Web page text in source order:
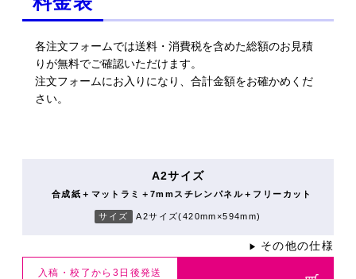
各注文フォームでは送料・消費税を含めた総額のお見積
りが無料でご確認いただけます。
注文フォームにお入りになり、合計金額をお確かめくだ
さい。
A2サイズ
合成紙＋マットラミ＋7mmスチレンパネル＋フリーカット
サイズ A2サイズ(420mm×594mm)
▶ その他の仕様
入稿・校了から3日後発送